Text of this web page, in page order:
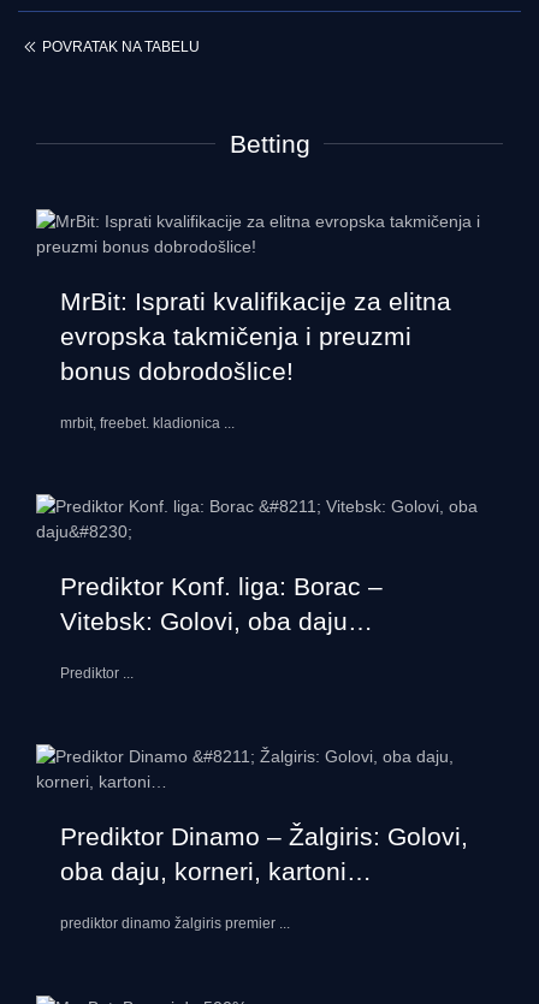
POVRATAK NA TABELU
Betting
MrBit: Isprati kvalifikacije za elitna
evropska takmičenja i preuzmi
bonus dobrodošlice!
mrbit, freebet. kladionica ...
Prediktor Konf. liga: Borac –
Vitebsk: Golovi, oba daju…
Prediktor ...
Prediktor Dinamo – Žalgiris: Golovi,
oba daju, korneri, kartoni…
prediktor dinamo žalgiris premier ...